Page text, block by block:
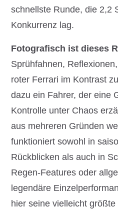
schnellste Runde, die 2,2
Konkurrenz lag.
Fotografisch ist dieses
Sprühfahnen,
roter Ferrari im Kontrast
dazu ein Fahrer, der eine
Kontrolle unter Chaos
aus mehreren Gründen
funktioniert sowohl in
Rückblicken als auch in
Regen-Features oder
legendäre
hier seine vielleicht